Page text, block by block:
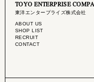
TOYO ENTERPRISE
東洋エンタープライズ株式会社
ABOUT US
SHOP LIST
RECRUIT
CONTACT